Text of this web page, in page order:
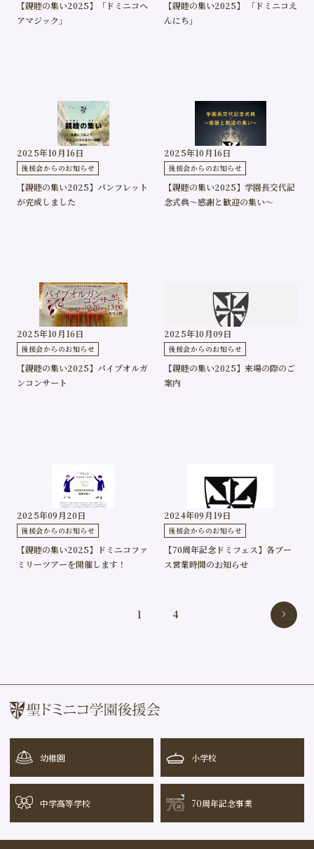
【親睦の集い2025】「ドミニコヘ
アマジック」
【親睦の集い2025】 「ドミニコえ
んにち」
2025年10月16日
後援会からのお知らせ
【親睦の集い2025】パンフレット
が完成しました
2025年10月16日
後援会からのお知らせ
【親睦の集い2025】学園長交代記
念式典〜感謝と歓迎の集い〜
2025年10月16日
後援会からのお知らせ
【親睦の集い2025】パイプオルガ
ンコンサート
2025年10月09日
後援会からのお知らせ
【親睦の集い2025】来場の際のご
案内
2025年09月20日
後援会からのお知らせ
【親睦の集い2025】ドミニコファ
ミリーツアーを開催します！
2024年09月19日
後援会からのお知らせ
【70周年記念ドミフェス】各ブー
ス営業時間のお知らせ
1 4
幼稚園 小学校
中学高等学校 70周年記念事業